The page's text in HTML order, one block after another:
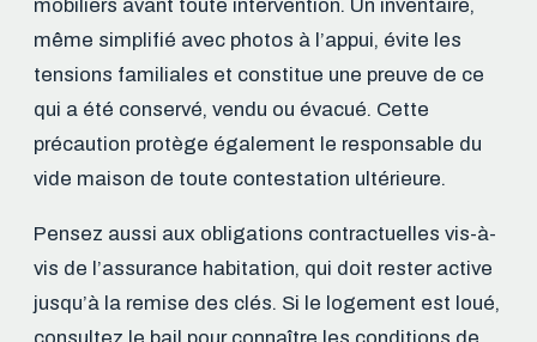
mobiliers avant toute intervention. Un inventaire,
même simplifié avec photos à l’appui, évite les
tensions familiales et constitue une preuve de ce
qui a été conservé, vendu ou évacué. Cette
précaution protège également le responsable du
vide maison de toute contestation ultérieure.
Pensez aussi aux obligations contractuelles vis-à-
vis de l’assurance habitation, qui doit rester active
jusqu’à la remise des clés. Si le logement est loué,